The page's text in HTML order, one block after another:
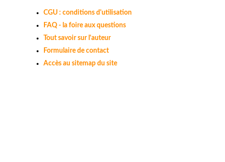
CGU : conditions d'utilisation
FAQ - la foire aux questions
Tout savoir sur l'auteur
Formulaire de contact
Accès au sitemap du site